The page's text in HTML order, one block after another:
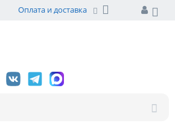
Оплата и доставка